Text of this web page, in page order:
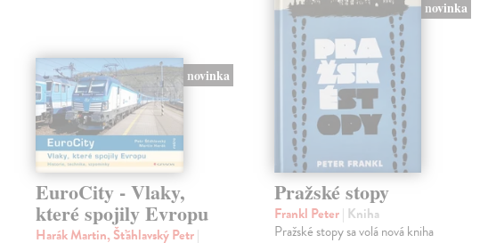
novinka
EuroCity - Vlaky,
které spojily Evropu
Harák Martin, Šťáhlavský Petr|
novinka
Pražské stopy
Frankl Peter| Kniha
Pražské stopy sa volá nová kniha